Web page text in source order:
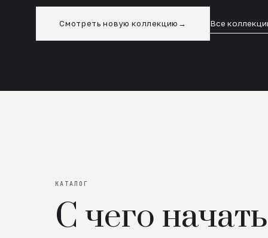
Смотреть новую коллекцию → Все
КАТАЛОГ
С чего начать